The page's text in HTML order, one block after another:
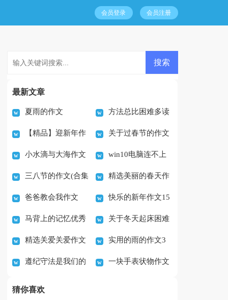
会员登录 会员注册
最新文章
夏雨的作文 方法总比困难多读
书的心得体会
【精品】迎新年作
文600字5篇
关于过春节的作文
300字合集8篇
小水滴与大海作文
通用15篇
win10电脑连不上
wifi热点怎么办
三八节的作文(合集
15篇)
精选美丽的春天作
文400字集合7篇
爸爸教会我作文 快乐的新年作文15
篇
马背上的记忆优秀
作文
关于冬天起床困难
的作文
精选关爱关爱作文
600字合集7篇
实用的雨的作文3
篇
遵纪守法是我们的 一块手表状物作文
猜你喜欢